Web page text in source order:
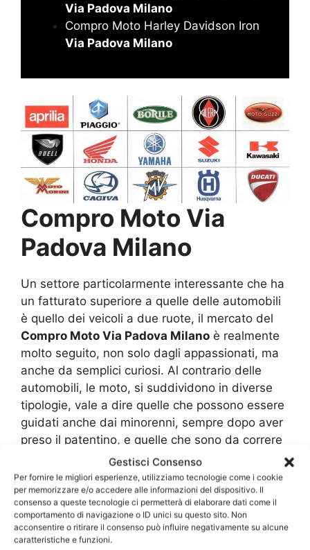
Gestisci Consenso
Per fornire le migliori esperienze, utilizziamo tecnologie come i cookie
per memorizzare e/o accedere alle informazioni del dispositivo. Il
consenso a queste tecnologie ci permetterà di elaborare dati come il
comportamento di navigazione o ID unici su questo sito. Non
acconsentire o ritirare il consenso può influire negativamente su alcune
caratteristiche e funzioni.
Via Padova Milano
Compro Moto Harley Davidson Iron
Via Padova Milano
Compro Moto Via
Padova Milano
Un settore particolarmente interessante che ha
un fatturato superiore a quelle delle automobili
è quello dei veicoli a due ruote, il mercato del
Compro Moto Via Padova Milano è realmente
molto seguito, non solo dagli appassionati, ma
anche da semplici curiosi. Al contrario delle
automobili, le moto, si suddividono in diverse
tipologie, vale a dire quelle che possono essere
guidati anche dai minorenni, sempre dopo aver
preso il patentino, e quelle che sono da correre
in pista o nei motocross.
In questa fascia di veicoli si ha un interesse
molto alto per quanto riguarda ilCompro Moto
Via Padova Milano. Questo mercato si divide in
tre settori ben distinti: –